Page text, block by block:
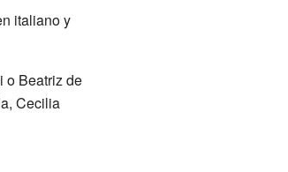
italiano y
o Beatriz de
Cecilia